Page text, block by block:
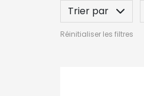
Trier par
Spécificité
Réinitialiser les filtres